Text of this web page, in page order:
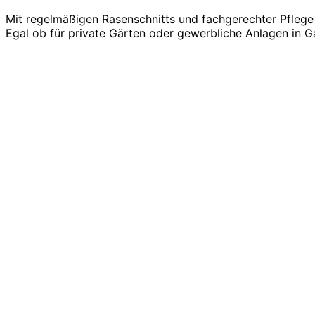
Mit regelmäßigen Rasenschnitts und fachgerechter
Egal ob für private Gärten oder gewerbliche Anlagen in